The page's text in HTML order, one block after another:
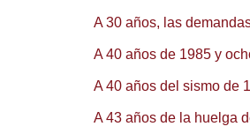
A 30 años, las
A 40 años de 1985 y
A 40 años del sismo de
A 43 años de la huelga